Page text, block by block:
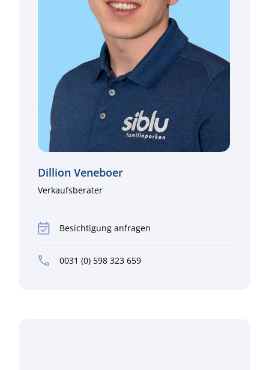
Dillion Veneboer
Verkaufsberater
Besichtigung anfragen
0031 (0) 598 323 659